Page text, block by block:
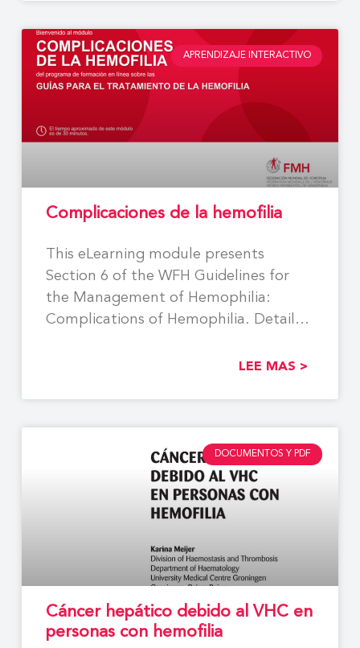
APRENDIZAJE INTERACTIVO
Complicaciones de la hemofilia
This eLearning module presents
Section 6 of the WFH Guidelines for
the Management of Hemophilia:
Complications of Hemophilia. Detailed
LEE MAS >
DOCUMENTOS Y PDF
Cáncer hepático debido al VHC en
personas con hemofilia